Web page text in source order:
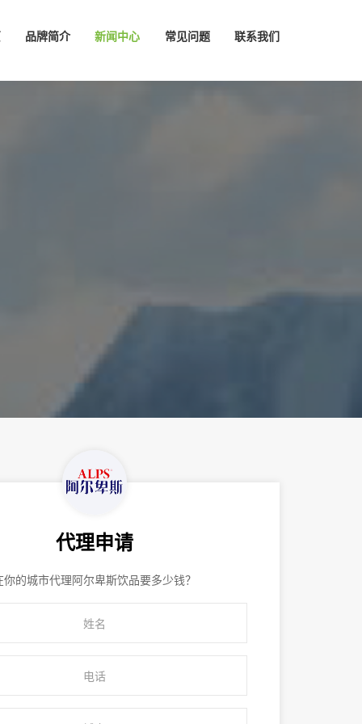
品牌简介 新闻中心 常见问题 联系我们
代理申请
你的城市代理阿尔卑斯饮品要多少钱？